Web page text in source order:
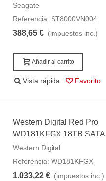
Seagate
Referencia: ST8000VN004
388,65 € (impuestos inc.)
Añadir al carrito
Vista rápida Favorito
Western Digital Red Pro
WD181KFGX 18TB
Western Digital
Referencia: WD181KFGX
1.033,22 € (impuestos inc.)